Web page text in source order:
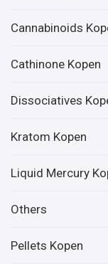
Cannabinoids
Cathinone Kopen
Dissociatives
Kratom Kopen
Liquid Mercury
Others
Pellets Kopen